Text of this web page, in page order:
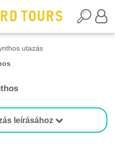
utazás
leírásához